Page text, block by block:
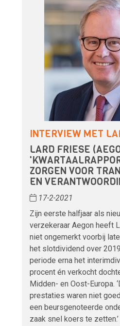
INTERVIEW MET
LARD FRIESE
ZORGEN VOOR
EN
17-2-2021
Zijn eerste halfjaar als
verzekeraar Aegon heeft
niet ongemerkt voorbij
het slotdividend over
periode erna het
procent én verkocht
Midden- en Oost-Europa.
prestaties waren niet
een beursgenoteerde
zaak snel koers te zetten.’